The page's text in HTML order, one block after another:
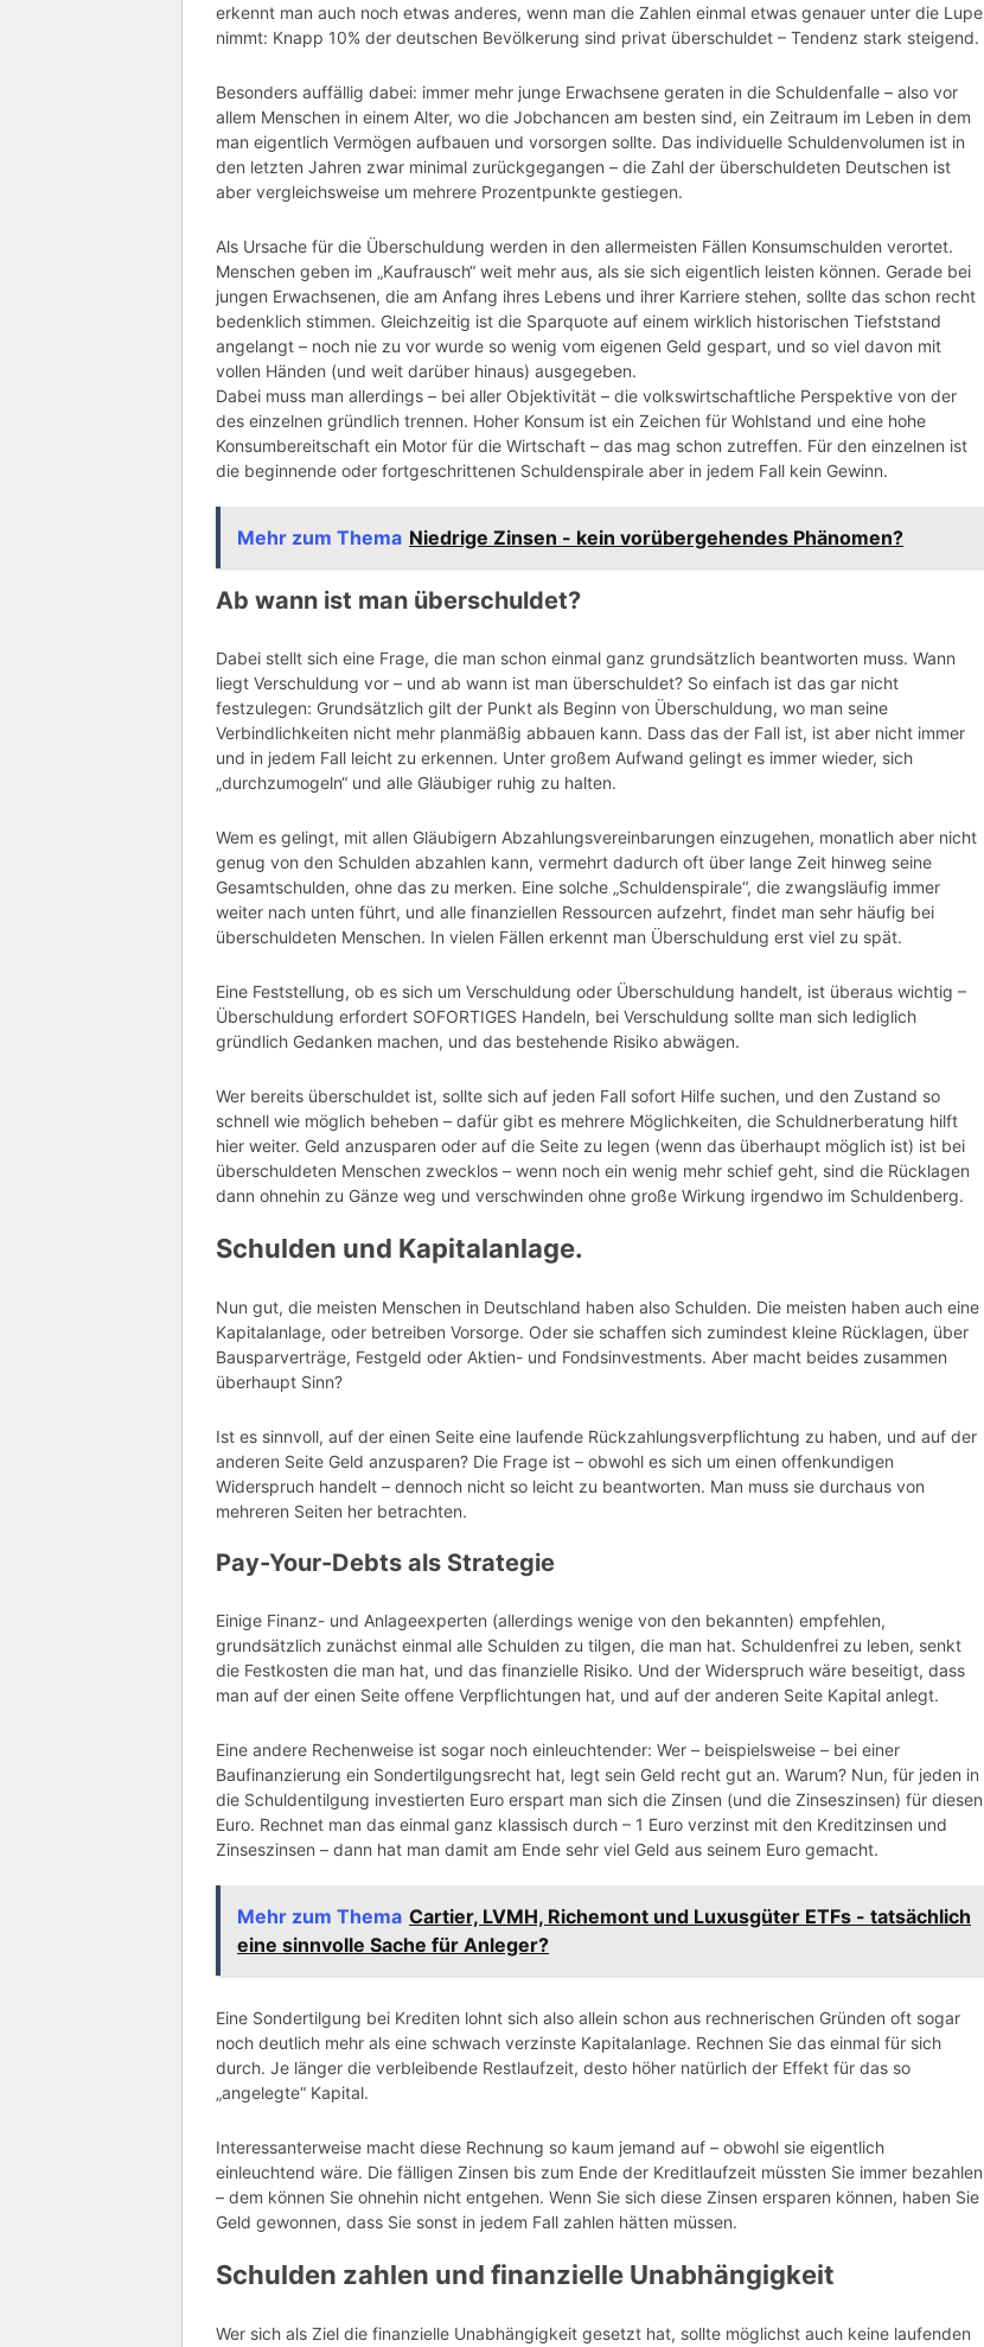
erkennt man auch noch etwas anderes, wenn man die Zahlen einmal etwas genauer unter die Lupe
nimmt: Knapp 10% der deutschen Bevölkerung sind privat überschuldet – Tendenz stark steigend.
Besonders auffällig dabei: immer mehr junge Erwachsene geraten in die Schuldenfalle – also vor
allem Menschen in einem Alter, wo die Jobchancen am besten sind, ein Zeitraum im Leben in dem
man eigentlich Vermögen aufbauen und vorsorgen sollte. Das individuelle Schuldenvolumen ist in
den letzten Jahren zwar minimal zurückgegangen – die Zahl der überschuldeten Deutschen ist
aber vergleichsweise um mehrere Prozentpunkte gestiegen.
Als Ursache für die Überschuldung werden in den allermeisten Fällen Konsumschulden verortet.
Menschen geben im „Kaufrausch“ weit mehr aus, als sie sich eigentlich leisten können. Gerade bei
jungen Erwachsenen, die am Anfang ihres Lebens und ihrer Karriere stehen, sollte das schon recht
bedenklich stimmen. Gleichzeitig ist die Sparquote auf einem wirklich historischen Tiefststand
angelangt – noch nie zu vor wurde so wenig vom eigenen Geld gespart, und so viel davon mit
vollen Händen (und weit darüber hinaus) ausgegeben.
Dabei muss man allerdings – bei aller Objektivität – die volkswirtschaftliche Perspektive von der
des einzelnen gründlich trennen. Hoher Konsum ist ein Zeichen für Wohlstand und eine hohe
Konsumbereitschaft ein Motor für die Wirtschaft – das mag schon zutreffen. Für den einzelnen ist
die beginnende oder fortgeschrittenen Schuldenspirale aber in jedem Fall kein Gewinn.
Mehr zum Thema Niedrige Zinsen - kein vorübergehendes Phänomen?
Ab wann ist man überschuldet?
Dabei stellt sich eine Frage, die man schon einmal ganz grundsätzlich beantworten muss. Wann
liegt Verschuldung vor – und ab wann ist man überschuldet? So einfach ist das gar nicht
festzulegen: Grundsätzlich gilt der Punkt als Beginn von Überschuldung, wo man seine
Verbindlichkeiten nicht mehr planmäßig abbauen kann. Dass das der Fall ist, ist aber nicht immer
und in jedem Fall leicht zu erkennen. Unter großem Aufwand gelingt es immer wieder, sich
„durchzumogeln“ und alle Gläubiger ruhig zu halten.
Wem es gelingt, mit allen Gläubigern Abzahlungsvereinbarungen einzugehen, monatlich aber nicht
genug von den Schulden abzahlen kann, vermehrt dadurch oft über lange Zeit hinweg seine
Gesamtschulden, ohne das zu merken. Eine solche „Schuldenspirale“, die zwangsläufig immer
weiter nach unten führt, und alle finanziellen Ressourcen aufzehrt, findet man sehr häufig bei
überschuldeten Menschen. In vielen Fällen erkennt man Überschuldung erst viel zu spät.
Eine Feststellung, ob es sich um Verschuldung oder Überschuldung handelt, ist überaus wichtig –
Überschuldung erfordert SOFORTIGES Handeln, bei Verschuldung sollte man sich lediglich
gründlich Gedanken machen, und das bestehende Risiko abwägen.
Wer bereits überschuldet ist, sollte sich auf jeden Fall sofort Hilfe suchen, und den Zustand so
schnell wie möglich beheben – dafür gibt es mehrere Möglichkeiten, die Schuldnerberatung hilft
hier weiter. Geld anzusparen oder auf die Seite zu legen (wenn das überhaupt möglich ist) ist bei
überschuldeten Menschen zwecklos – wenn noch ein wenig mehr schief geht, sind die Rücklagen
dann ohnehin zu Gänze weg und verschwinden ohne große Wirkung irgendwo im Schuldenberg.
Schulden und Kapitalanlage.
Nun gut, die meisten Menschen in Deutschland haben also Schulden. Die meisten haben auch eine
Kapitalanlage, oder betreiben Vorsorge. Oder sie schaffen sich zumindest kleine Rücklagen, über
Bausparverträge, Festgeld oder Aktien- und Fondsinvestments. Aber macht beides zusammen
überhaupt Sinn?
Ist es sinnvoll, auf der einen Seite eine laufende Rückzahlungsverpflichtung zu haben, und auf der
anderen Seite Geld anzusparen? Die Frage ist – obwohl es sich um einen offenkundigen
Widerspruch handelt – dennoch nicht so leicht zu beantworten. Man muss sie durchaus von
mehreren Seiten her betrachten.
Pay-Your-Debts als Strategie
Einige Finanz- und Anlageexperten (allerdings wenige von den bekannten) empfehlen,
grundsätzlich zunächst einmal alle Schulden zu tilgen, die man hat. Schuldenfrei zu leben, senkt
die Festkosten die man hat, und das finanzielle Risiko. Und der Widerspruch wäre beseitigt, dass
man auf der einen Seite offene Verpflichtungen hat, und auf der anderen Seite Kapital anlegt.
Eine andere Rechenweise ist sogar noch einleuchtender: Wer – beispielsweise – bei einer
Baufinanzierung ein Sondertilgungsrecht hat, legt sein Geld recht gut an. Warum? Nun, für jeden in
die Schuldentilgung investierten Euro erspart man sich die Zinsen (und die Zinseszinsen) für diesen
Euro. Rechnet man das einmal ganz klassisch durch – 1 Euro verzinst mit den Kreditzinsen und
Zinseszinsen – dann hat man damit am Ende sehr viel Geld aus seinem Euro gemacht.
Mehr zum Thema Cartier, LVMH, Richemont und Luxusgüter ETFs - tatsächlich
eine sinnvolle Sache für Anleger?
Eine Sondertilgung bei Krediten lohnt sich also allein schon aus rechnerischen Gründen oft sogar
noch deutlich mehr als eine schwach verzinste Kapitalanlage. Rechnen Sie das einmal für sich
durch. Je länger die verbleibende Restlaufzeit, desto höher natürlich der Effekt für das so
„angelegte“ Kapital.
Interessanterweise macht diese Rechnung so kaum jemand auf – obwohl sie eigentlich
einleuchtend wäre. Die fälligen Zinsen bis zum Ende der Kreditlaufzeit müssten Sie immer bezahlen
– dem können Sie ohnehin nicht entgehen. Wenn Sie sich diese Zinsen ersparen können, haben Sie
Geld gewonnen, dass Sie sonst in jedem Fall zahlen hätten müssen.
Schulden zahlen und finanzielle Unabhängigkeit
Wer sich als Ziel die finanzielle Unabhängigkeit gesetzt hat, sollte möglichst auch keine laufenden